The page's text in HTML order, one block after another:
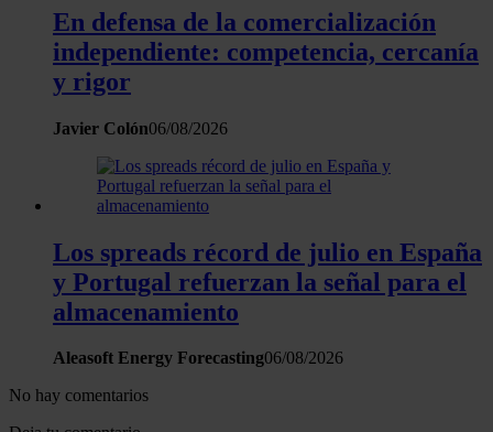
En defensa de la comercialización
independiente: competencia, cercanía
y rigor
Javier Colón06/08/2026
Los spreads récord de julio en España
y Portugal refuerzan la señal para el
almacenamiento
Aleasoft Energy Forecasting06/08/2026
No hay comentarios